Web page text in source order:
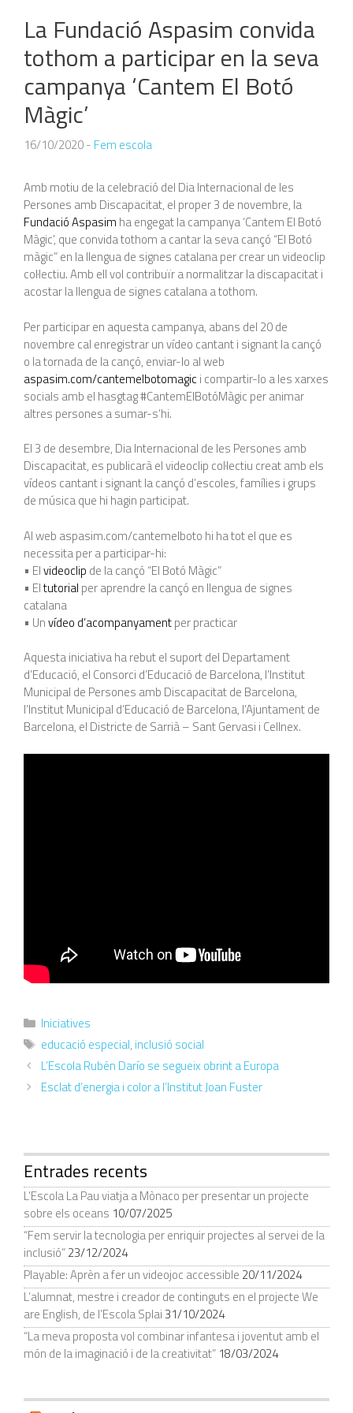
La Fundació Aspasim convida
tothom a participar en la seva
campanya ‘Cantem El Botó
Màgic’
16/10/2020- Fem escola
Amb motiu de la celebració del Dia Internacional de les
Persones amb Discapacitat, el proper 3 de novembre, la
Fundació Aspasim ha engegat la campanya ‘Cantem El Botó
Màgic’, que convida tothom a cantar la seva cançó “El Botó
màgic” en la llengua de signes catalana per crear un videoclip
col·lectiu. Amb ell vol contribuïr a normalitzar la discapacitat i
acostar la llengua de signes catalana a tothom.
Per participar en aquesta campanya, abans del 20 de
novembre cal enregistrar un vídeo cantant i signant la cançó
o la tornada de la cançó, enviar-lo al web
aspasim.com/cantemelbotomagic i compartir-lo a les xarxes
socials amb el hasgtag #CantemElBotóMàgic per animar
altres persones a sumar-s’hi.
El 3 de desembre, Dia Internacional de les Persones amb
Discapacitat, es publicarà el videoclip col·lectiu creat amb els
vídeos cantant i signant la cançó d’escoles, famílies i grups
de música que hi hagin participat.
Al web aspasim.com/cantemelboto hi ha tot el que es
necessita per a participar-hi:
• Elvideoclip de la cançó “El Botó Màgic”
• Eltutorial per aprendre la cançó en llengua de signes
catalana
• Unvídeo d’acompanyamentper practicar
Aquesta iniciativa ha rebut el suport del Departament
d’Educació, el Consorci d’Educació de Barcelona, l’Institut
Municipal de Persones amb Discapacitat de Barcelona,
l’Institut Municipal d’Educació de Barcelona, l’Ajuntament de
Barcelona, el Districte de Sarrià – Sant Gervasi i Cellnex.
Iniciatives
educació especial, inclusió social
L’Escola Rubén Darío se segueix obrint a Europa
Esclat d’energia i color a l’Institut Joan Fuster
Entrades recents
L’Escola La Pau viatja a Mònaco per presentar un projecte
sobre els oceans 10/07/2025
“Fem servir la tecnologia per enriquir projectes al servei de la
inclusió”23/12/2024
Playable: Aprèn a fer un videojoc accessible 20/11/2024
L’alumnat, mestre i creador de continguts en el projecte We
are English, de l’Escola Splai 31/10/2024
“La meva proposta vol combinar infantesa i joventut amb el
món de la imaginació i de la creativitat” 18/03/2024